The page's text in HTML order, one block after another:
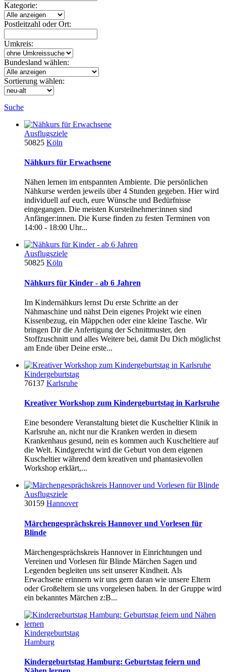
Kategorie:
Postleitzahl oder Ort:
Umkreis:
Bundesland wählen:
Sortierung wählen:
Suche
Ausflugsziele
50825 Köln
Nähkurs für Erwachsene
Nähen lernen im entspannten Ambiente. Die persönlichen
Nähkurse werden jeweils über 4 Stunden gegeben. Hier wird
individuell auf euch, eure Wünsche und Bedürfnisse
eingegangen. Die meisten Kursteilnehmer:innen sind
Anfänger:innen. Die Kurse finden zu festen Terminen von
14:00 - 18:00 Uhr...
Ausflugsziele
50825 Köln
Nähkurs für Kinder - ab 6 Jahren
Im Kindernähkurs lernst Du erste Schritte an der
Nähmaschine und nähst Dein eigenes Projekt wie einen
Kissenbezug, ein Mäppchen oder eine kleine Tasche. Wir
bringen Dir die Anfertigung der Schnittmuster, den
Stoffzuschnitt und alles Weitere bei, damit Du Dich möglichst
am Ende über Deine erste...
Kindergeburtstag
76137 Karlsruhe
Kreativer Workshop zum Kindergeburtstag in Karlsruhe
Eine besondere Veranstaltung bietet die Kuscheltier Klinik in
Karlsruhe an, nicht nur die Kranken werden in diesem
Krankenhaus gesund, nein es kommen auch Kuscheltiere auf
die Welt. Kindgerecht wird die Geburt von dem eigenen
Kuscheltier während dem kreativen und phantasievollen
Workshop erklärt,...
Ausflugsziele
30159 Hannover
Märchengesprächskreis Hannover und Vorlesen für
Blinde
Märchengesprächskreis Hannover in Einrichtungen und
Vereinen und Vorlesen für Blinde Märchen Sagen und
Legenden begleiten uns seit unserer Kindheit. Als
Erwachsene erinnern wir uns gern daran wie unsere Eltern
oder Großeltern sie uns vorgelesen haben. In der Gruppe wird
ein bekanntes Märchen z:B...
Kindergeburtstag
Hamburg
Kindergeburtstag Hamburg: Geburtstag feiern und